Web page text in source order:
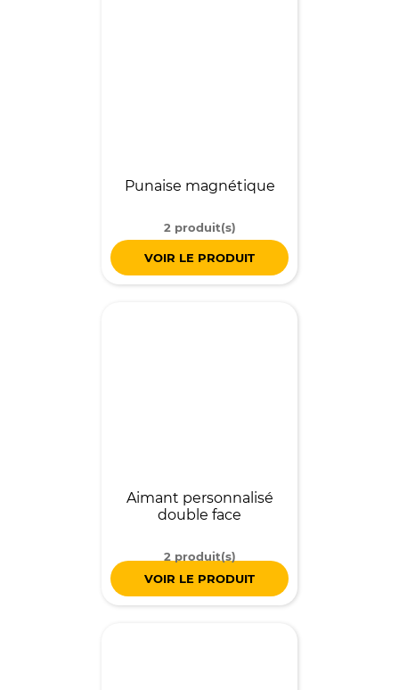
Punaise magnétique
2 produit(s)
VOIR LE PRODUIT
Aimant personnalisé
double face
2 produit(s)
VOIR LE PRODUIT